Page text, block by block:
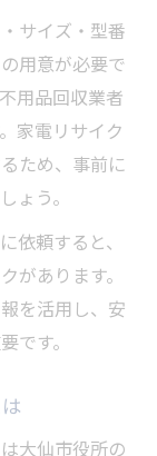
サイズ・型番
用意が必要で
用品回収業者
家電リサイク
ため、事前に
ょう。
依頼すると、
があります。
を活用し、安
です。
大仙市役所の